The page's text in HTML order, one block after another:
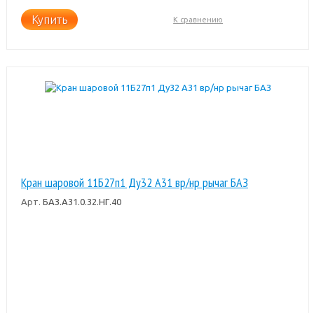
Купить К сравнению
Кран шаровой 11Б27п1 Ду32 А31 вр/нр рычаг БАЗ
Арт. БАЗ.А31.0.32.НГ.40